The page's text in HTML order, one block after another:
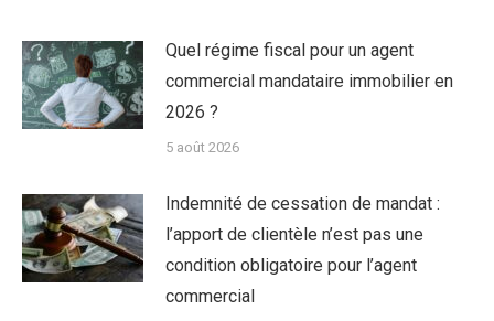
Quel régime fiscal pour un agent
commercial mandataire immobilier en
2026 ?
5 août 2026
Indemnité de cessation de mandat :
l’apport de clientèle n’est pas une
condition obligatoire pour l’agent
commercial